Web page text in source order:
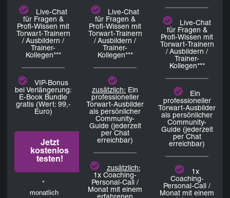
Live-Chat
für Fragen &
Profi-Wissen mit
Torwart-Trainern
/ Ausbildern /
Trainer-
Kollegen***
VIP-Bonus
bei Verlängerung:
E-Book Bundle
gratis (Wert: 99,-
Euro)
Jetzt
kostenlos
testen!
*
monatlich
Live-Chat
für Fragen &
Profi-Wissen mit
Torwart-Trainern
/ Ausbildern /
Trainer-
Kollegen***
zusätzlich: Ein
professioneller
Torwart-Ausbilder
als persönlicher
Community-
Guide (jederzeit
per Chat
erreichbar)
zusätzlich:
1x Coaching-
Personal-Call /
Monat mit einem
Live-Chat
für Fragen &
Profi-Wissen mit
Torwart-Trainern
/ Ausbildern /
Trainer-
Kollegen***
Ein
professioneller
Torwart-Ausbilder
als persönlicher
Community-
Guide (jederzeit
per Chat
erreichbar)
1x
Coaching-
Personal-Call /
Monat mit einem